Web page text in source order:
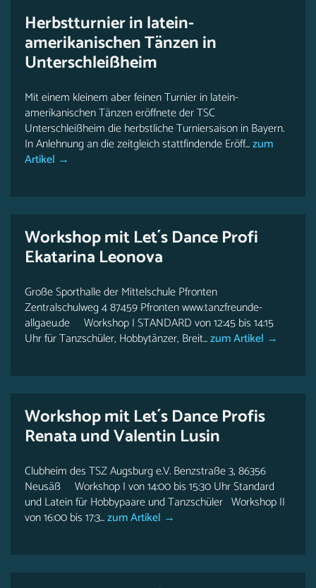
Herbstturnier in latein-
amerikanischen Tänzen in
Unterschleißheim
Mit einem kleinem aber feinen Turnier in latein-
amerikanischen Tänzen eröffnete der TSC
Unterschleißheim die herbstliche Turniersaison in Bayern.
In Anlehnung an die zeitgleich stattfindende Eröff...zum
Artikel →
Workshop mit Let´s Dance Profi
Ekatarina Leonova
Große Sporthalle der Mittelschule Pfronten
Zentralschulweg 4 87459 Pfronten www.tanzfreunde-
allgaeu.de Workshop I STANDARD von 12:45 bis 14:15
Uhr für Tanzschüler, Hobbytänzer, Breit...zum Artikel →
Workshop mit Let´s Dance Profis
Renata und Valentin Lusin
Clubheim des TSZ Augsburg e.V. Benzstraße 3, 86356
Neusäß Workshop I von 14:00 bis 15:30 Uhr Standard
und Latein für Hobbypaare und Tanzschüler Workshop II
von 16:00 bis 17:3...zum Artikel →